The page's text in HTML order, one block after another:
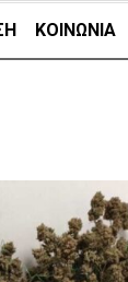
ΚΟΙΝΩΝΙΑ